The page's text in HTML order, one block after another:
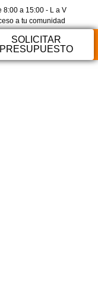
8:00 a 15:00 - L a V
a tu comunidad
SOLICITAR
PRESUPUESTO